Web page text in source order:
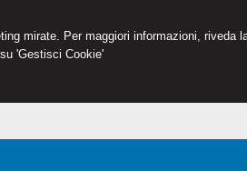
mirate. Per maggiori informazioni, riveda
'Gestisci Cookie'